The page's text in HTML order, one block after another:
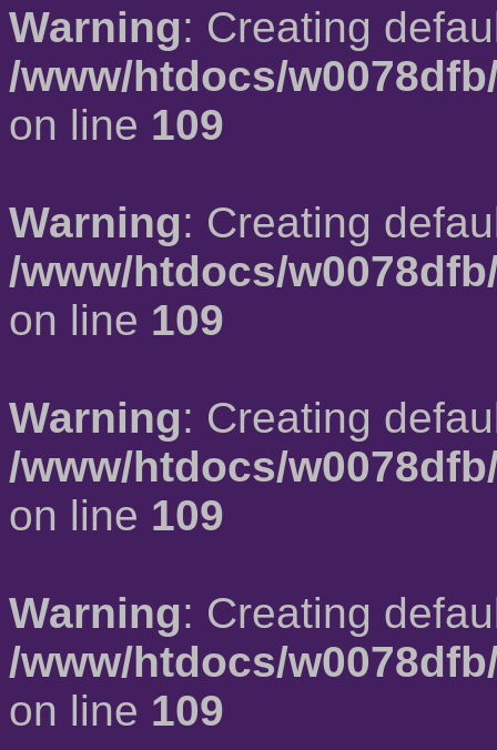
Warning: Creating
/www/htdocs/
on line 109
Warning: Creating
/www/htdocs/
on line 109
Warning: Creating
/www/htdocs/
on line 109
Warning: Creating
/www/htdocs/
on line 109